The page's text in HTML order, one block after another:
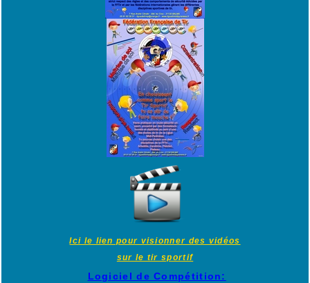
Ici le lien pour visionner des vidéos
sur le tir sportif
Logiciel de Compétition: